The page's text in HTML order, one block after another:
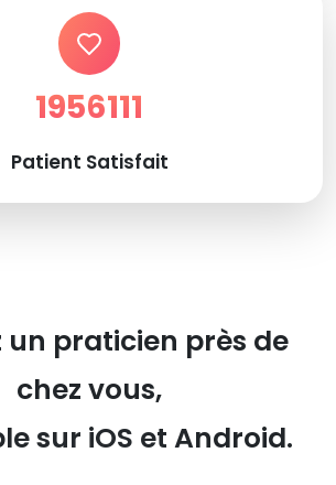
1956111
Patient Satisfait
un praticien près de
chez vous,
sur iOS et Android.